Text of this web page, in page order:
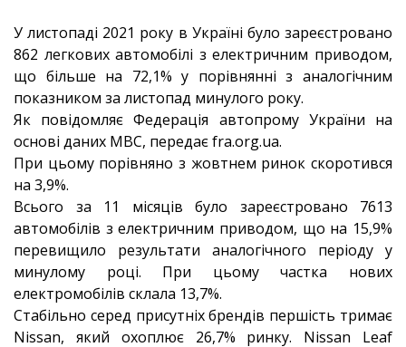
У листопаді 2021 року в Україні було зареєстровано
862 легкових автомобілі з електричним приводом,
що більше на 72,1% у порівнянні з аналогічним
показником за листопад минулого року.
Як повідомляє Федерація автопрому України на
основі даних МВС, передає fra.org.ua.
При цьому порівняно з жовтнем ринок скоротився
на 3,9%.
Всього за 11 місяців було зареєстровано 7613
автомобілів з електричним приводом, що на 15,9%
перевищило результати аналогічного періоду у
минулому році. При цьому частка нових
електромобілів склала 13,7%.
Стабільно серед присутніх брендів першість тримає
Nissan, який охоплює 26,7% ринку. Nissan Leaf